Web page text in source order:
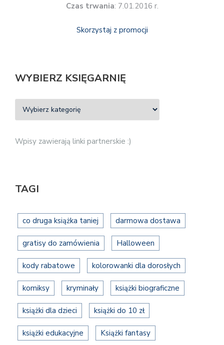
Czas trwania: 7.01.2016 r.
Skorzystaj z promocji
WYBIERZ KSIĘGARNIĘ
Wpisy zawierają linki partnerskie :)
TAGI
co druga książka taniej darmowa dostawa
gratisy do zamówienia Halloween
kody rabatowe kolorowanki dla dorosłych
komiksy kryminały książki biograficzne
książki dla dzieci książki do 10 zł
książki edukacyjne Książki fantasy